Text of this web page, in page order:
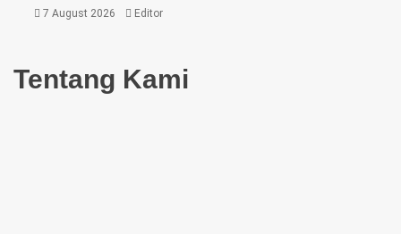
7 August 2026 Editor
Tentang Kami